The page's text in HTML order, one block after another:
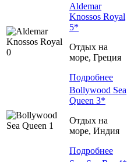
Aldemar
Knossos Royal
5*
Отдых на
море, Греция
Подробнее
Bollywood Sea
Queen 3*
Отдых на
море, Индия
Подробнее